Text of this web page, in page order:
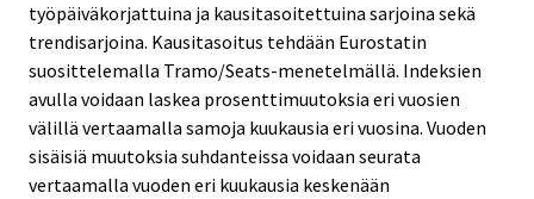
työpäiväkorjattuina ja kausitasoitettuina sarjoina sekä
trendisarjoina. Kausitasoitus tehdään Eurostatin
suosittelemalla Tramo/Seats-menetelmällä. Indeksien
avulla voidaan laskea prosenttimuutoksia eri vuosien
välillä vertaamalla samoja kuukausia eri vuosina. Vuoden
sisäisiä muutoksia suhdanteissa voidaan seurata
vertaamalla vuoden eri kuukausia keskenään